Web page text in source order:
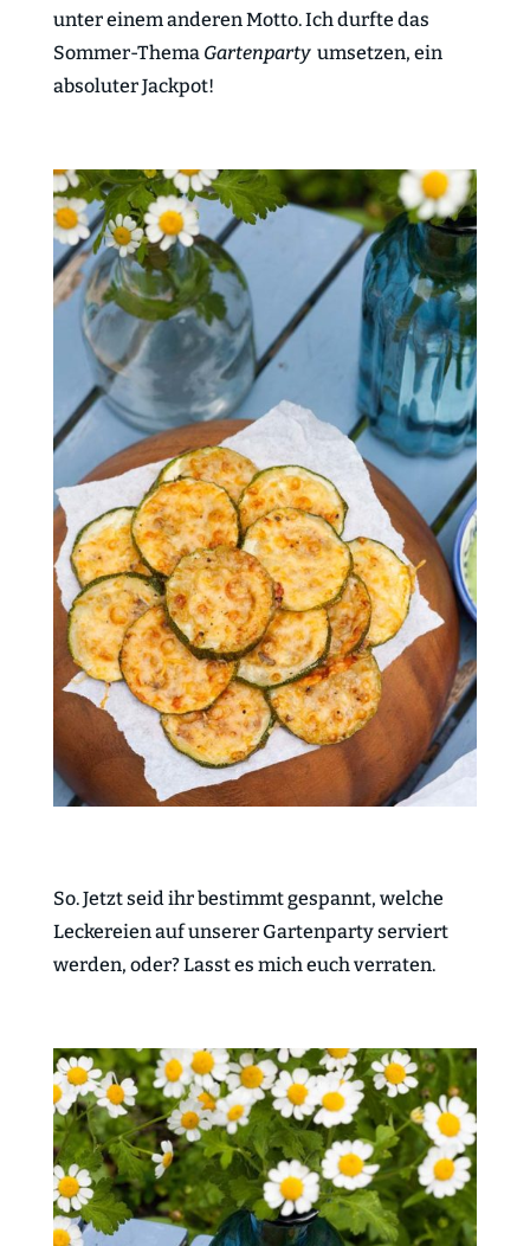
unter einem anderen Motto. Ich durfte das
Sommer-Thema Gartenpartyumsetzen, ein
absoluter Jackpot!
So. Jetzt seid ihr bestimmt gespannt, welche
Leckereien auf unserer Gartenparty serviert
werden, oder? Lasst es mich euch verraten.